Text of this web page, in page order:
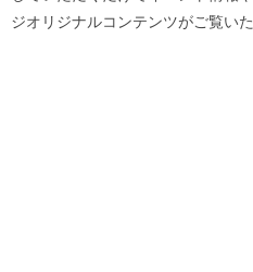
ジオリジナルコンテンツがご覧い